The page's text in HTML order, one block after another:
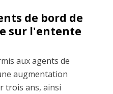
de bord de
sur l'entente
aux agents de
augmentation
trois ans, ainsi